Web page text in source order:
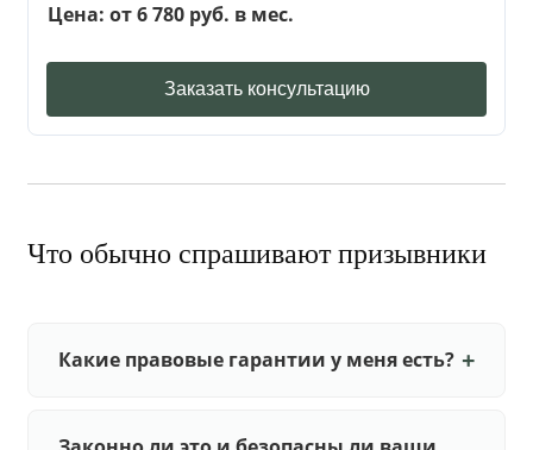
Цена: от 6 780 руб. в мес.
Заказать консультацию
Что обычно спрашивают призывники
Какие правовые гарантии у меня есть?